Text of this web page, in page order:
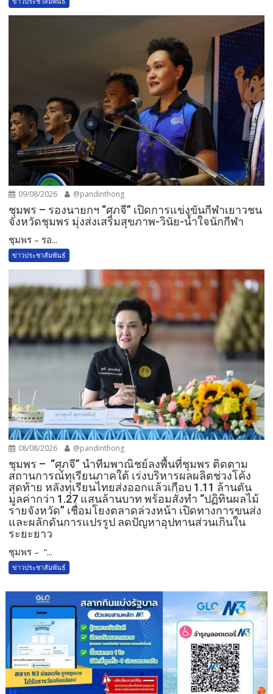
09/08/2026 @pandinthong
ชุมพร – รองนายกฯ “ศุภจี” เปิดการแข่งขันกีฬาเยาวชน
จังหวัดชุมพร มุ่งส่งเสริมสุขภาพ-วินัย-น้ำใจนักกีฬา
ชุมพร – รอ...
ข่าวประชาสัมพันธ์
08/08/2026 @pandinthong
ชุมพร – “ศุภจี” นำทีมพาณิชย์ลงพื้นที่ชุมพร ติดตาม
สถานการณ์ทุเรียนภาคใต้ เร่งบริหารผลผลิตช่วงโค้ง
สุดท้าย หลังทุเรียนไทยส่งออกแล้วเกือบ 1.11 ล้านตัน
มูลค่ากว่า 1.27 แสนล้านบาท พร้อมสั่งทำ “ปฏิทินผลไม้
รายจังหวัด” เชื่อมโยงตลาดล่วงหน้า เปิดทางการขนส่ง
และผลักดันการแปรรูป ลดปัญหาอุปทานส่วนเกินใน
ระยะยาว
ชุมพร – “...
ข่าวประชาสัมพันธ์